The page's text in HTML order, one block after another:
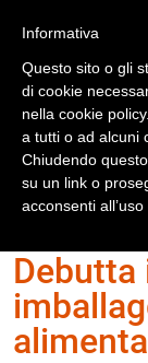
Home Numero
Debutta
Informativa
Questo sito o gli
di cookie
nella cookie
a tutti o ad alcuni
Chiudendo
su un link o
acconsenti all’uso